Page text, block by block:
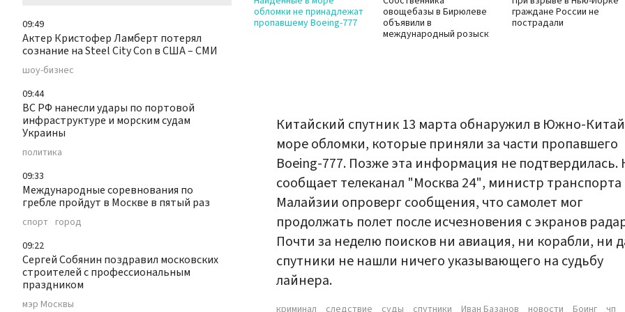
09:49
Актер Кристофер Ламберт потерял
сознание на Steel City Con в США – СМИ
шоу-бизнес
09:44
ВС РФ нанесли удары по портовой
инфраструктуре и морским судам
Украины
политика
09:33
Международные соревнования по
гребле пройдут в Москве в пятый раз
спорт город
09:22
Сергей Собянин поздравил московских
строителей с профессиональным
праздником
мэр Москвы
обломки не принадлежат
пропавшему Boeing-777
овощебазы в Бирюлеве
объявили в
международный розыск
граждане России не
пострадали
Китайский спутник 13 марта обнаружил в Южно-
море обломки, которые приняли за части пропавшего
Boeing-777. Позже эта информация не подтвердилась.
сообщает телеканал "Москва 24", министр транспорта
Малайзии опроверг сообщения, что самолет мог
продолжать полет после исчезновения с экранов
Почти за неделю поисков ни авиация, ни корабли, ни
спутники не нашли ничего указывающего на судьбу
лайнера.